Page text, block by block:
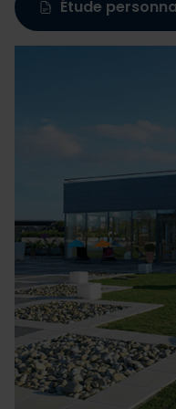
Les cookies nous
et les annonces, d'offrir
publicité et d'analyse,
avec d'autres
ou qu'ils ont collectées
Étude